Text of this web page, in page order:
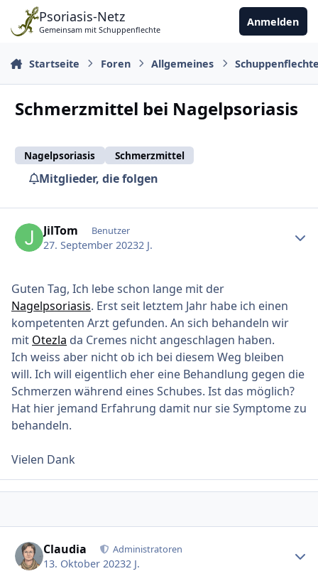
Zu Inhalt springen
Psoriasis-Netz
Gemeinsam mit Schuppenflechte
Anmelden
Startseite Foren Allgemeines
Schmerzmittel bei Nagelpsoriasis
Nagelpsoriasis Schmerzmittel
Mitglieder, die folgen
JilTom Benutzer
27. September 20232 J.
Guten Tag, Ich lebe schon lange mit der
Nagelpsoriasis. Erst seit letztem Jahr habe ich einen
kompetenten Arzt gefunden. An sich behandeln wir
mit Otezla da Cremes nicht angeschlagen haben.
Ich weiss aber nicht ob ich bei diesem Weg bleiben
will. Ich will eigentlich eher eine Behandlung gegen die
Schmerzen während eines Schubes. Ist das möglich?
Hat hier jemand Erfahrung damit nur sie Symptome zu
behandeln.
Vielen Dank
Claudia Administratoren
13. Oktober 20232 J.